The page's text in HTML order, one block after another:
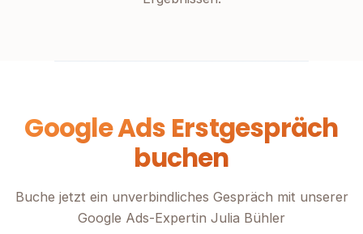
Google Ads Erstgespräch
buchen
Buche jetzt ein unverbindliches Gespräch mit unserer
Google Ads-Expertin Julia Bühler